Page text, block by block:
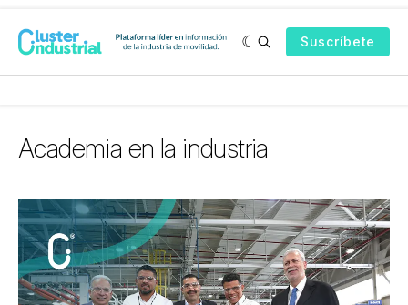
Suscríbete
Academia en la industria